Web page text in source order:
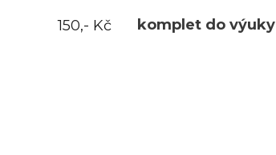
150,- Kč komplet do výuky